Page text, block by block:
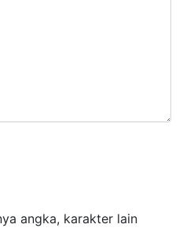
angka, karakter lain